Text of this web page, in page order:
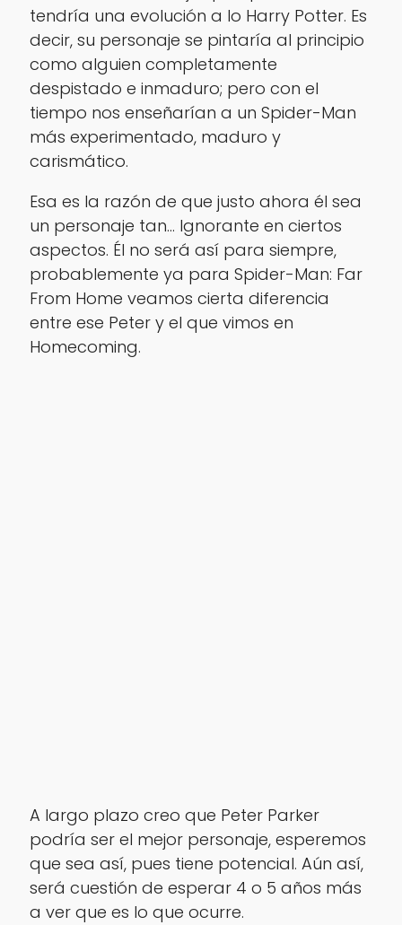
tendría una evolución a lo Harry Potter. Es
decir, su personaje se pintaría al principio
como alguien completamente
despistado e inmaduro; pero con el
tiempo nos enseñarían a un Spider-Man
más experimentado, maduro y
carismático.
Esa es la razón de que justo ahora él sea
un personaje tan… Ignorante en ciertos
aspectos. Él no será así para siempre,
probablemente ya para Spider-Man: Far
From Home veamos cierta diferencia
entre ese Peter y el que vimos en
Homecoming.
A largo plazo creo que Peter Parker
podría ser el mejor personaje, esperemos
que sea así, pues tiene potencial. Aún así,
será cuestión de esperar 4 o 5 años más
a ver que es lo que ocurre.